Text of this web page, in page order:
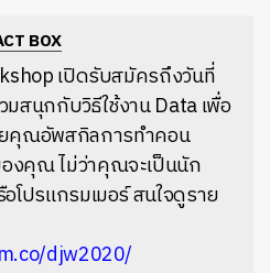
BOX
เปิดรับสมัครถึงวันที่
สนุกกับวิธีใช้งาน Data เพื่อ
ยคุณอัพสกิลการทำคอน
งคุณ ไม่ว่าคุณจะเป็นนัก
โปรแกรมเมอร์ สนใจดูราย
djw2020/